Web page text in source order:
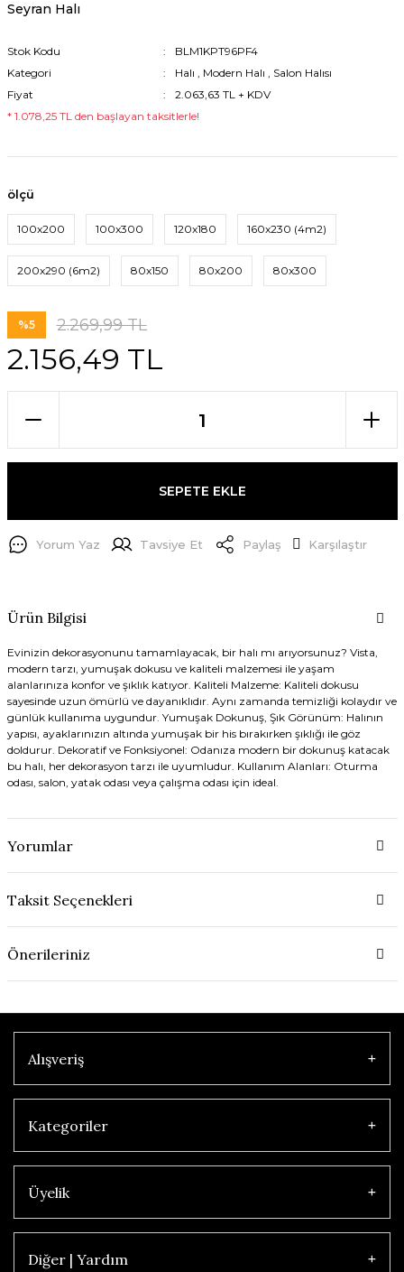
Seyran Halı
Stok Kodu
BLM1KPT96PF4
Kategori
Halı , Modern Halı , Salon Halısı
Fiyat
2.063,63 TL + KDV
* 1.078,25 TL den başlayan taksitlerle!
ölçü
100x200 100x300 120x180 160x230 (4m2)
200x290 (6m2) 80x150 80x200 80x300
%5 2.269,99 TL
2.156,49 TL
SEPETE EKLE
Yorum Yaz Tavsiye Et Paylaş Karşılaştır
Ürün Bilgisi
Evinizin dekorasyonunu tamamlayacak, bir halı mı arıyorsunuz? Vista,
modern tarzı, yumuşak dokusu ve kaliteli malzemesi ile yaşam
alanlarınıza konfor ve şıklık katıyor. Kaliteli Malzeme: Kaliteli dokusu
sayesinde uzun ömürlü ve dayanıklıdır. Aynı zamanda temizliği kolaydır ve
günlük kullanıma uygundur. Yumuşak Dokunuş, Şık Görünüm: Halının
yapısı, ayaklarınızın altında yumuşak bir his bırakırken şıklığı ile göz
doldurur. Dekoratif ve Fonksiyonel: Odanıza modern bir dokunuş katacak
bu halı, her dekorasyon tarzı ile uyumludur. Kullanım Alanları: Oturma
odası, salon, yatak odası veya çalışma odası için ideal.
Yorumlar
Taksit Seçenekleri
Önerileriniz
Alışveriş
Kategoriler
Üyelik
Diğer | Yardım